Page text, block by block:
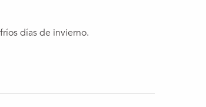
días de invierno.